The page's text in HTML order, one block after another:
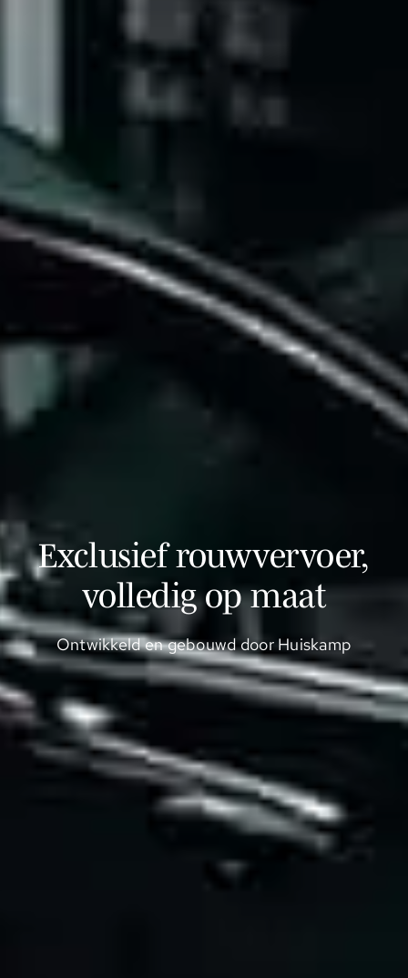
Exclusief rouwvervoer,
volledig op maat
Ontwikkeld en gebouwd door Huiskamp